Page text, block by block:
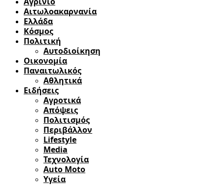
Αιτωλοακαρνανία
Ελλάδα
Κόσμος
Πολιτική
Αυτοδιοίκηση
Οικονομία
Παναιτωλικός
Αθλητικά
Ειδήσεις
Αγροτικά
Απόψεις
Πολιτισμός
Περιβάλλον
Lifestyle
Media
Τεχνολογία
Auto Moto
Υγεία